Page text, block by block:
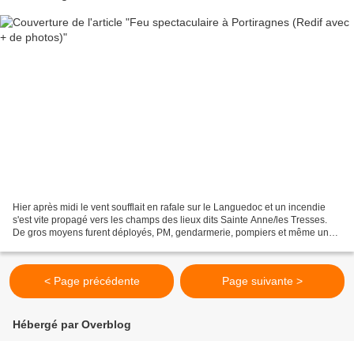
Hier après midi le vent soufflait en rafale sur le Languedoc et un incendie
s'est vite propagé vers les champs des lieux dits Sainte Anne/les Tresses.
De gros moyens furent déployés, PM, gendarmerie, pompiers et même un
< Page précédente Page suivante >
Hébergé par Overblog